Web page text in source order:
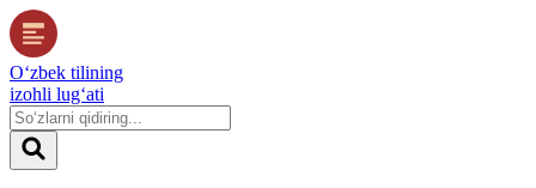
O‘zbek tilining
izohli lug‘ati